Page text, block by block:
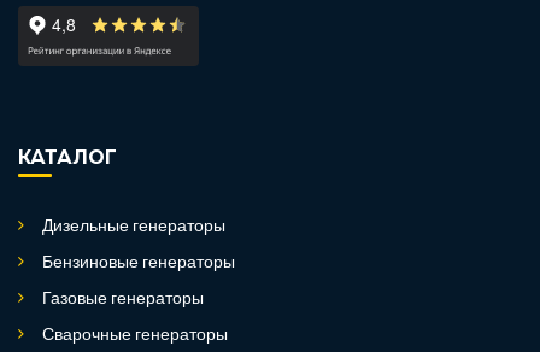
КАТАЛОГ
Дизельные генераторы
Бензиновые генераторы
Газовые генераторы
Сварочные генераторы